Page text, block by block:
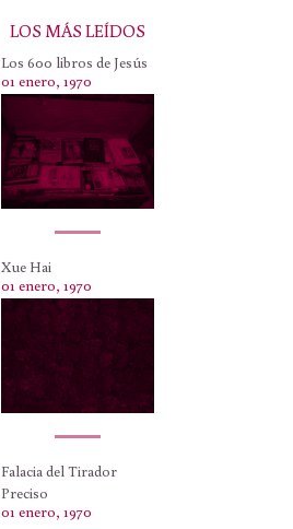
LOS MÁS LEÍDOS
Los 600 libros de Jesús
01 enero, 1970
Xue Hai
01 enero, 1970
Falacia del Tirador
Preciso
01 enero, 1970